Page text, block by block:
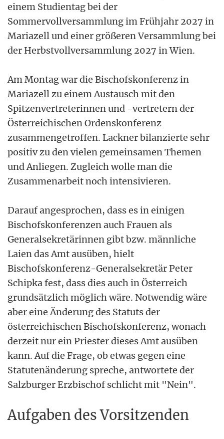
einem Studientag bei der
Sommervollversammlung im Frühjahr 2027 in
Mariazell und einer größeren Versammlung bei
der Herbstvollversammlung 2027 in Wien.
Am Montag war die Bischofskonferenz in
Mariazell zu einem Austausch mit den
Spitzenvertreterinnen und -vertretern der
Österreichischen Ordenskonferenz
zusammengetroffen. Lackner bilanzierte sehr
positiv zu den vielen gemeinsamen Themen
und Anliegen. Zugleich wolle man die
Zusammenarbeit noch intensivieren.
Darauf angesprochen, dass es in einigen
Bischofskonferenzen auch Frauen als
Generalsekretärinnen gibt bzw. männliche
Laien das Amt ausüben, hielt
Bischofskonferenz-Generalsekretär Peter
Schipka fest, dass dies auch in Österreich
grundsätzlich möglich wäre. Notwendig wäre
aber eine Änderung des Statuts der
österreichischen Bischofskonferenz, wonach
derzeit nur ein Priester dieses Amt ausüben
kann. Auf die Frage, ob etwas gegen eine
Statutenänderung spreche, antwortete der
Salzburger Erzbischof schlicht mit "Nein".
Aufgaben des Vorsitzenden